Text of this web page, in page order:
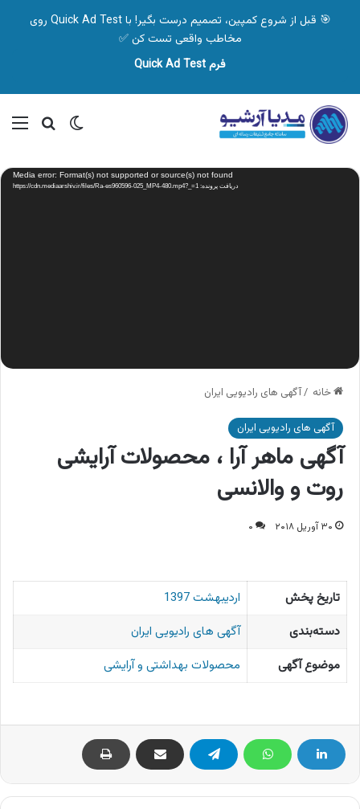
🎯 قبل از شروع کمپین، تصمیم درست بگیر! با Quick Ad Test روی
مخاطب واقعی تست کن ✅
فرم Quick Ad Test
تغییر پوسته
نمایشگر
ویدیو Media error: Format(s) not supported or source(s) not found
دریافت پرونده: https://cdn.mediaarshiv.ir/files/Ra-es960596-025_MP4-480.mp4?_=1
خانه /آگهی های رادیویی ایران
آگهی های رادیویی ایران
آگهی ماهر آرا ، محصولات آرایشی
روت و والانسی
۳۰ آوریل ۲۰۱۸ ۰
تاریخ پخش
اردیبهشت 1397
دسته‌بندی
آگهی های رادیویی ایران
موضوع آگهی
محصولات بهداشتی و آرایشی